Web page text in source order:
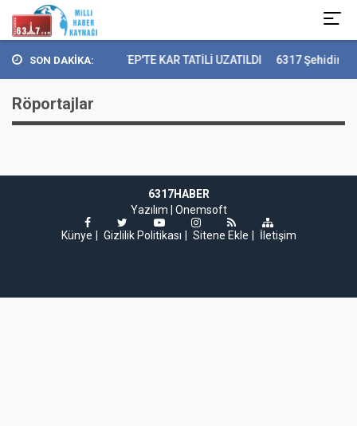
SON DAKİKA:GAZİANTEP'TE KAR TATİLİ UZATILDI 6317 Şehidin
Röportajlar
6317HABER
Yazılım | Onemsoft
Künye
Gizlilik Politikası Sitene Ekle İletişim